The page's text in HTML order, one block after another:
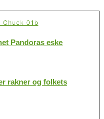
Pandoras eske
rakner og folkets